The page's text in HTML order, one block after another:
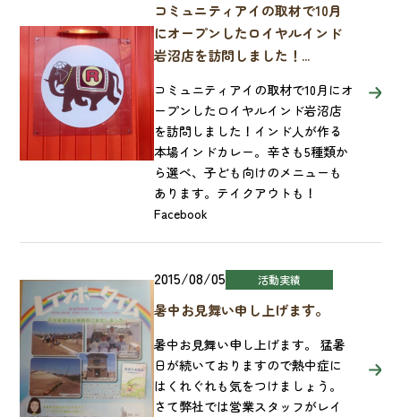
コミュニティアイの取材で10月
にオープンしたロイヤルインド
岩沼店を訪問しました！...
コミュニティアイの取材で10月にオ
ープンしたロイヤルインド岩沼店
を訪問しました！インド人が作る
本場インドカレー。辛さも5種類か
ら選べ、子ども向けのメニューも
あります。テイクアウトも！
Facebook
2015/08/05 活動実績
暑中お見舞い申し上げます。
暑中お見舞い申し上げます。 猛暑
日が続いておりますので熱中症に
はくれぐれも気をつけましょう。
さて弊社では営業スタッフがレイ